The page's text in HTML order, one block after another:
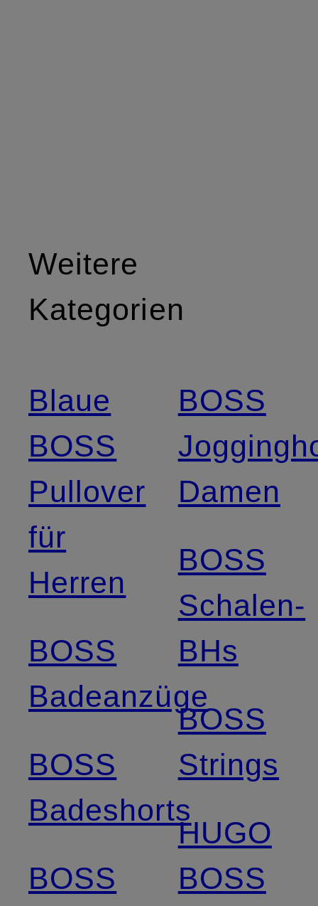
Weitere
Kategorien
Blaue
BOSS
Pullover
für
Herren
BOSS
Badeanzüge
BOSS
Badeshorts
BOSS
BOSS
Damen
BOSS
Schalen-
BHs
BOSS
Strings
HUGO
BOSS